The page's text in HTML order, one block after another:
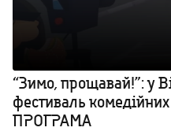
“Зимо, прощавай!”: у
фестиваль
ПРОГРАМА